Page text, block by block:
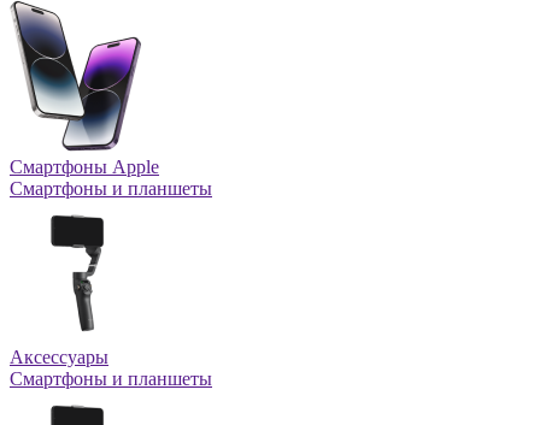
Смартфоны Apple
Смартфоны и планшеты
Аксессуары
Смартфоны и планшеты